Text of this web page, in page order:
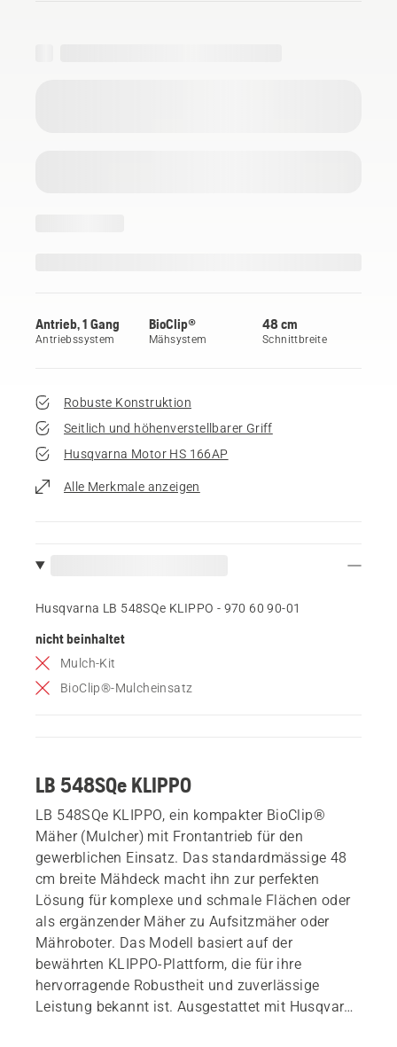
Antrieb, 1 Gang
Antriebssystem
BioClip®
Mähsystem
48 cm
Schnittbreite
Robuste Konstruktion
Seitlich und höhenverstellbarer Griff
Husqvarna Motor HS 166AP
Alle Merkmale anzeigen
Husqvarna LB 548SQe KLIPPO - 970 60 90‑01
nicht beinhaltet
Mulch-Kit
BioClip®-Mulcheinsatz
LB 548SQe KLIPPO
LB 548SQe KLIPPO, ein kompakter BioClip®
Mäher (Mulcher) mit Frontantrieb für den
gewerblichen Einsatz. Das standardmässige 48
cm breite Mähdeck macht ihn zur perfekten
Lösung für komplexe und schmale Flächen oder
als ergänzender Mäher zu Aufsitzmäher oder
Mähroboter. Das Modell basiert auf der
bewährten KLIPPO-Plattform, die für ihre
hervorragende Robustheit und zuverlässige
Leistung bekannt ist. Ausgestattet mit Husqvarna